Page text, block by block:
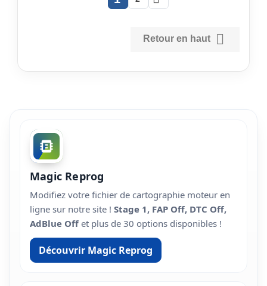
Retour en haut 
Magic Reprog
Modifiez votre fichier de cartographie moteur en
ligne sur notre site ! Stage 1, FAP Off, DTC Off,
AdBlue Off et plus de 30 options disponibles !
Découvrir Magic Reprog